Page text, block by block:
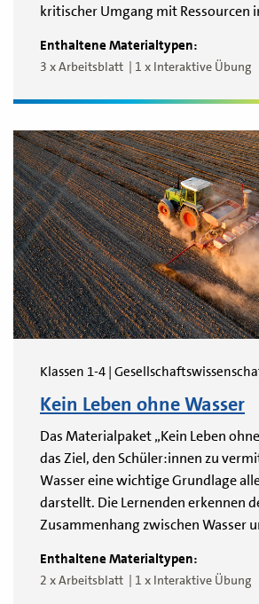
kritischer Umgang mit Ressourcen
Enthaltene Materialtypen:
3 x Arbeitsblatt 1 x Interaktive Übung
Klassen 1-4 |
Kein Leben ohne Wasser
Das Materialpaket „Kein Leben
das Ziel, den Schüler:innen zu
Wasser eine wichtige Grundlage
darstellt. Die Lernenden erkennen
Zusammenhang zwischen Wasser
Enthaltene Materialtypen:
2 x Arbeitsblatt 1 x Interaktive Übung